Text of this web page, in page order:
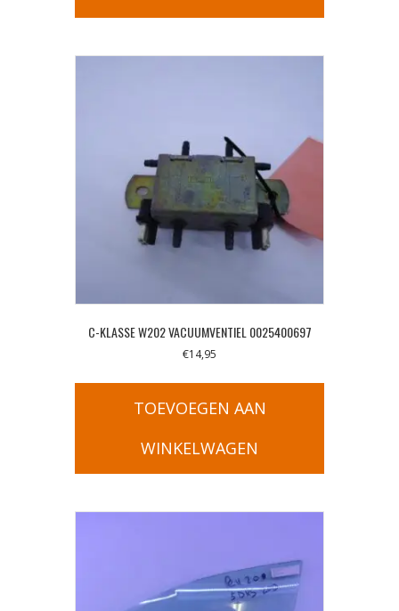
C-KLASSE W202 VACUUMVENTIEL 0025400697
€14,95
TOEVOEGEN AAN
WINKELWAGEN